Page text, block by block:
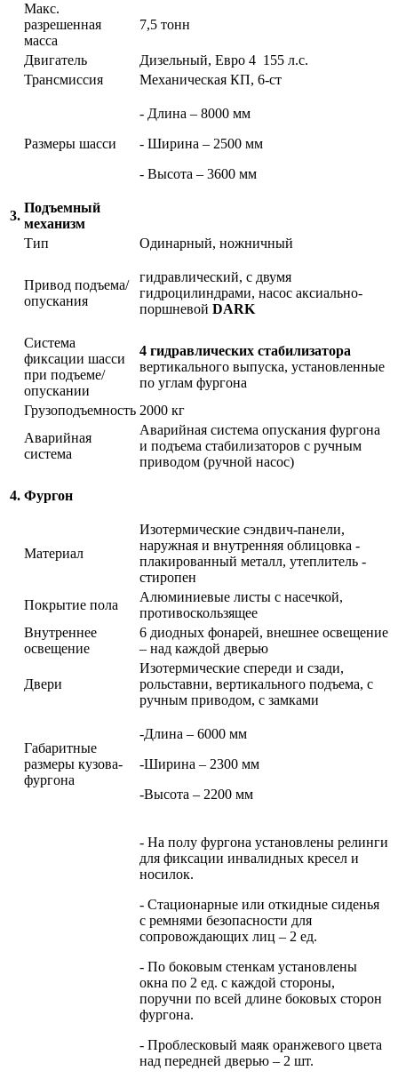
Макс.
разрешенная
масса
7,5 тонн
Двигатель
Дизельный, Евро 4 155 л.с.
Трансмиссия
Механическая КП, 6-ст
Размеры шасси
- Длина – 8000 мм
- Ширина – 2500 мм
- Высота – 3600 мм
3.
Подъемный
механизм
Тип
Одинарный, ножничный
Привод подъема/
опускания
гидравлический, с двумя
гидроцилиндрами, насос аксиально-
поршневой DARK
Система
фиксации шасси
при подъеме/
опускании
4 гидравлических стабилизатора
вертикального выпуска, установленные
по углам фургона
Грузоподъемность 2000 кг
Аварийная
система
Аварийная система опускания фургона
и подъема стабилизаторов с ручным
приводом (ручной насос)
4. Фургон
Материал
Изотермические сэндвич-панели,
наружная и внутренняя облицовка -
плакированный металл, утеплитель -
стиропен
Покрытие пола
Алюминиевые листы с насечкой,
противоскользящее
Внутреннее
освещение
6 диодных фонарей, внешнее освещение
– над каждой дверью
Двери
Изотермические спереди и сзади,
рольставни, вертикального подъема, с
ручным приводом, с замками
Габаритные
размеры кузова-
фургона
-Длина – 6000 мм
-Ширина – 2300 мм
-Высота – 2200 мм
- На полу фургона установлены релинги
для фиксации инвалидных кресел и
носилок.
- Стационарные или откидные сиденья
с ремнями безопасности для
сопровождающих лиц – 2 ед.
- По боковым стенкам установлены
окна по 2 ед. с каждой стороны,
поручни по всей длине боковых сторон
фургона.
- Проблесковый маяк оранжевого цвета
над передней дверью – 2 шт.